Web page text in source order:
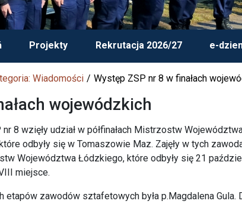
Projekty Rekrutacja 2026/27 e-
Wiadomości Występ ZSP nr 8 w finałach
wojewódzkich
8 wzięły udział w półfinałach Mistrzostw
odbyły się w Tomaszowie Maz. Zajęły w tych
Województwa Łódzkiego, które odbyły się 21
miejsce.
zawodów sztafetowych była p.Magdalena Gula.